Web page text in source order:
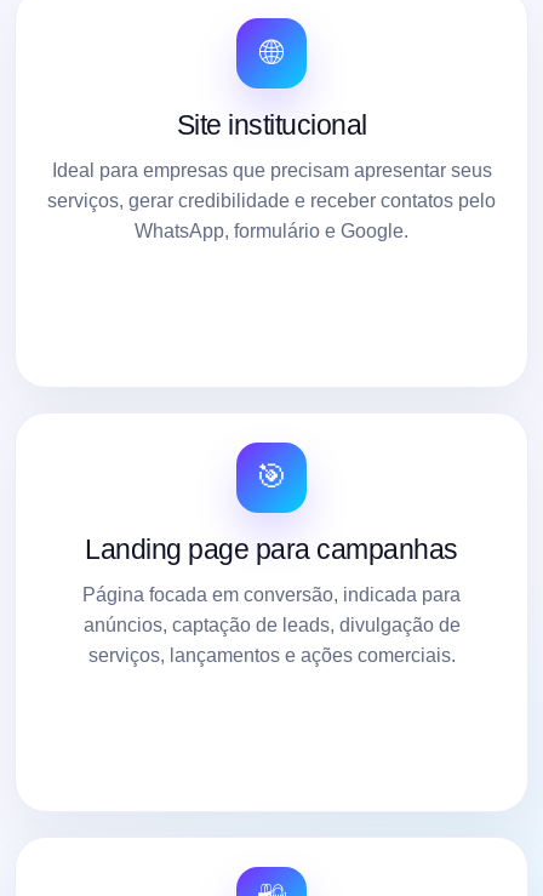
🌐
Site institucional
Ideal para empresas que precisam apresentar seus
serviços, gerar credibilidade e receber contatos pelo
WhatsApp, formulário e Google.
🎯
Landing page para campanhas
Página focada em conversão, indicada para
anúncios, captação de leads, divulgação de
serviços, lançamentos e ações comerciais.